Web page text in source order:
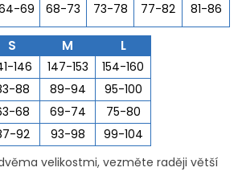
69 68-73 73-78 77-82 81-86
S M L
146 147-153
154-160
88 89-94
95-100
68 69-74
75-80
92 93-98
99-104
velikostmi, vezměte raději větší